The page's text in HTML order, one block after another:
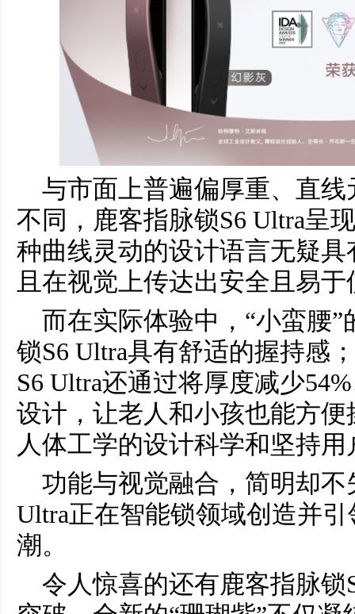
与市面上普遍偏厚重、直
不同，鹿客指脉锁S6 Ultra呈
种曲线灵动的设计语言无疑
且在视觉上传达出安全且易
而在实际体验中，“小蛮腰
锁S6 Ultra具有舒适的握持感
S6 Ultra还通过将厚度减少
设计，让老人和小孩也能方
人体工学的设计科学和坚持
功能与视觉融合，简明却
Ultra正在智能锁领域创造并
潮。
令人惊喜的还有鹿客指脉锁